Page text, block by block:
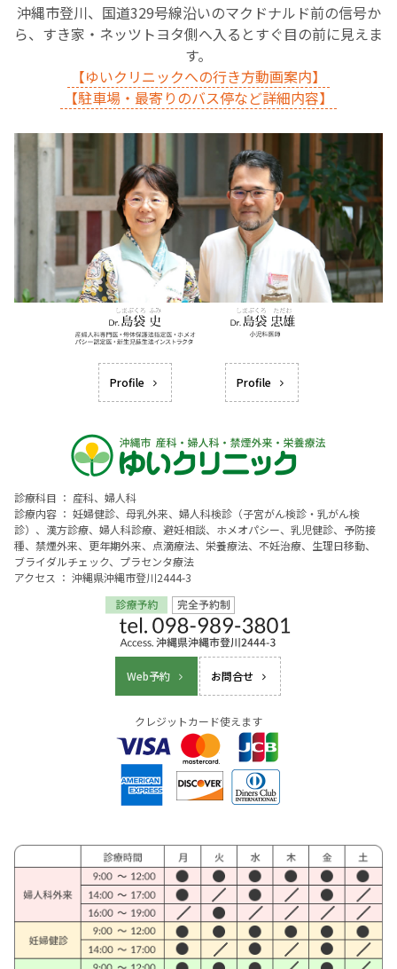
沖縄市登川、国道329号線沿いのマクドナルド前の信号か
ら、すき家・ネッツトヨタ側へ入るとすぐ目の前に見えま
す。
【ゆいクリニックへの行き方動画案内】
【駐車場・最寄りのバス停など詳細内容】
Profile Profile
診療科目 ： 産科、婦人科
診療内容 ： 妊婦健診、母乳外来、婦人科検診（子宮がん検診・乳がん検
診）、漢方診療、婦人科診療、避妊相談、ホメオパシー、乳児健診、予防接
種、禁煙外来、更年期外来、点滴療法、栄養療法、不妊治療、生理日移動、
ブライダルチェック、プラセンタ療法
アクセス ： 沖縄県沖縄市登川2444-3
Web予約 お問合せ
クレジットカード使えます